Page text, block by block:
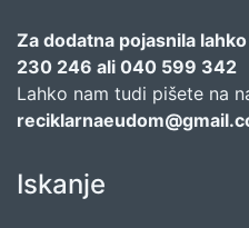
Za dodatna pojasnila
230 246 ali 040 599 342
Lahko nam tudi pišete na
Iskanje